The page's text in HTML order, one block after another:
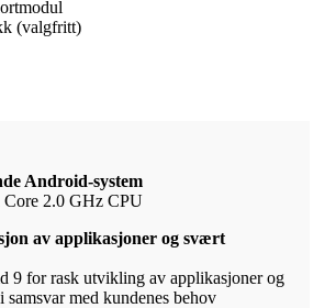
(valgfritt)
Android-system
2.0 GHz CPU
av applikasjoner og svært
9 for rask utvikling av applikasjoner og
samsvar med kundenes behov